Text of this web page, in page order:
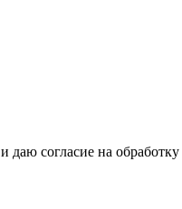
и даю согласие на обработку